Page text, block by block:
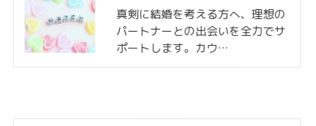
真剣に結婚を考える方へ、理想の
パートナーとの出会いを全力でサ
ポートします。カウ…